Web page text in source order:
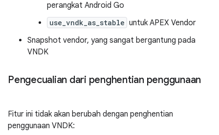
perangkat Android Go
use_vndk_as_stable untuk APEX Vendor
Snapshot vendor, yang sangat bergantung pada
VNDK
Pengecualian dari penghentian penggunaan
Fitur ini tidak akan berubah dengan penghentian
penggunaan VNDK: